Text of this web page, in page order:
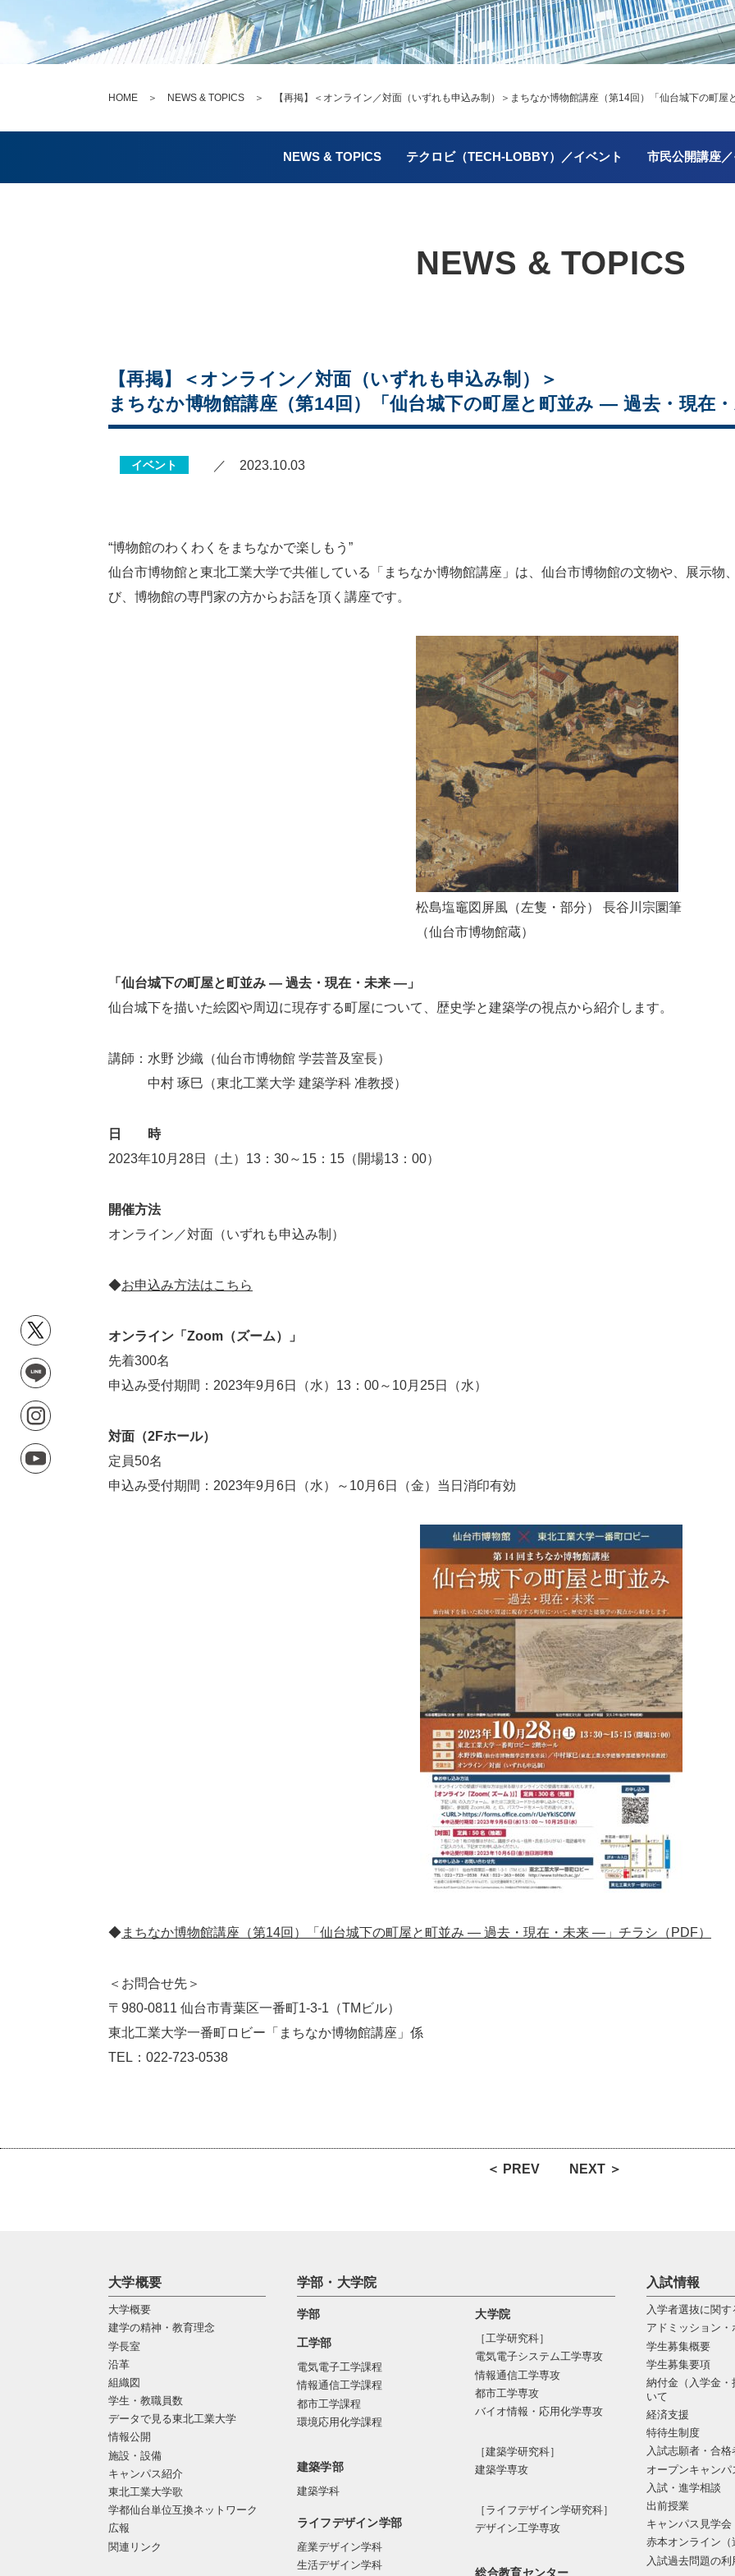
HOME ＞ NEWS & TOPICS ＞ 【再掲】＜オンライン／対面（いずれも申込み制）＞ まちなか博物館講座（第14回）「仙台城下の町
NEWS & TOPICS テクロビ（TECH-LOBBY）／イベント 市民公開講座
NEWS & TOPICS
【再掲】＜オンライン／対面（いずれも申込み制）＞
まちなか博物館講座（第14回）「仙台城下の町屋と町並み ― 過去・現在
イベント ／ 2023.10.03
“博物館のわくわくをまちなかで楽しもう”
仙台市博物館と東北工業大学で共催している「まちなか博物館講座」は、仙台市博物館の文物や、展示物
び、博物館の専門家の方からお話を頂く講座です。
松島塩竈図屏風（左隻・部分） 長谷川宗圜筆
（仙台市博物館蔵）
「仙台城下の町屋と町並み ― 過去・現在・未来 ―」
仙台城下を描いた絵図や周辺に現存する町屋について、歴史学と建築学の視点から紹介します。
講師：水野 沙織（仙台市博物館 学芸普及室長）
中村 琢巳（東北工業大学 建築学科 准教授）
日 時
2023年10月28日（土）13：30～15：15（開場13：00）
開催方法
オンライン／対面（いずれも申込み制）
◆お申込み方法はこちら
オンライン「Zoom（ズーム）」
先着300名
申込み受付期間：2023年9月6日（水）13：00～10月25日（水）
対面（2Fホール）
定員50名
申込み受付期間：2023年9月6日（水）～10月6日（金）当日消印有効
◆まちなか博物館講座（第14回）「仙台城下の町屋と町並み ― 過去・現在・未来 ―」チラシ（PDF）
＜お問合せ先＞
〒980-0811 仙台市青葉区一番町1-3-1（TMビル）
東北工業大学一番町ロビー「まちなか博物館講座」係
TEL：022-723-0538
＜ PREV NEXT ＞
大学概要
大学概要
建学の精神・教育理念
学長室
沿革
組織図
学生・教職員数
データで見る東北工業大学
情報公開
施設・設備
キャンパス紹介
東北工業大学歌
学都仙台単位互換ネットワーク
広報
関連リンク
学部・大学院
学部
工学部
電気電子工学課程
情報通信工学課程
都市工学課程
環境応用化学課程
建築学部
建築学科
ライフデザイン学部
産業デザイン学科
生活デザイン学科
大学院
［工学研究科］
電気電⼦システム⼯学専攻
情報通信⼯学専攻
都市⼯学専攻
バイオ情報・応⽤化学専攻
［建築学研究科］
建築学専攻
［ライフデザイン学研究科］
デザイン工学専攻
総合教育センター
入試情報
入学者選抜に関す
アドミッション・
学生募集概要
学生募集要項
納付金（入学金・
いて
経済支援
特待生制度
入試志願者・合格
オープンキャンパ
入試・進学相談
出前授業
キャンパス見学会
赤本オンライン（
入試過去問題の